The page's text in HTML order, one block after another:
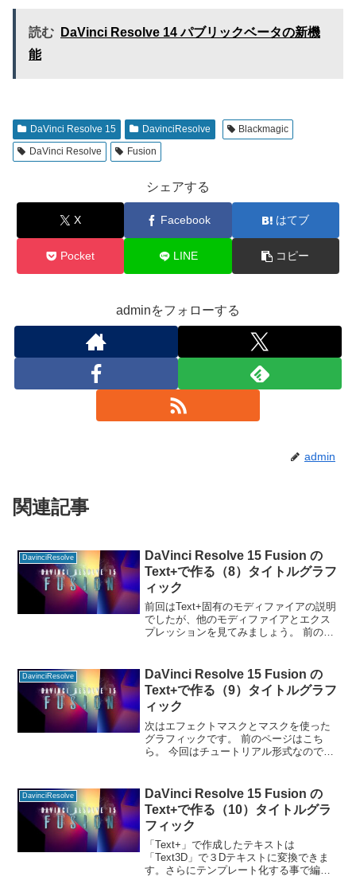
読む
DaVinci Resolve 14 パブリックベータの新機
能
DaVinci Resolve 15 DavinciResolve
Blackmagic
DaVinci Resolve
Fusion
シェアする
X Facebook はてブ
Pocket LINE コピー
adminをフォローする
admin
関連記事
DavinciResolve
DaVinci Resolve 15 Fusion の
Text+で作る（8）タイトルグラフ
ィック
前回はText+固有のモディファイアの説明
でしたが、他のモディファイアとエクス
プレッションを見てみましょう。 前のペ
す。 After Effectや他のコンポジットツ
DavinciResolve
DaVinci Resolve 15 Fusion の
Text+で作る（9）タイトルグラフ
ィック
次はエフェクトマスクとマスクを使った
グラフィックです。 前のページはこち
ら。 今回はチュートリアル形式なので1
「Template」ノードに青い三角形があり
ます。
DavinciResolve
DaVinci Resolve 15 Fusion の
Text+で作る（10）タイトルグラ
フィック
「Text+」で作成したテキストは
「Text3D」で３Dテキストに変換できま
す。さらにテンプレート化する事で編集